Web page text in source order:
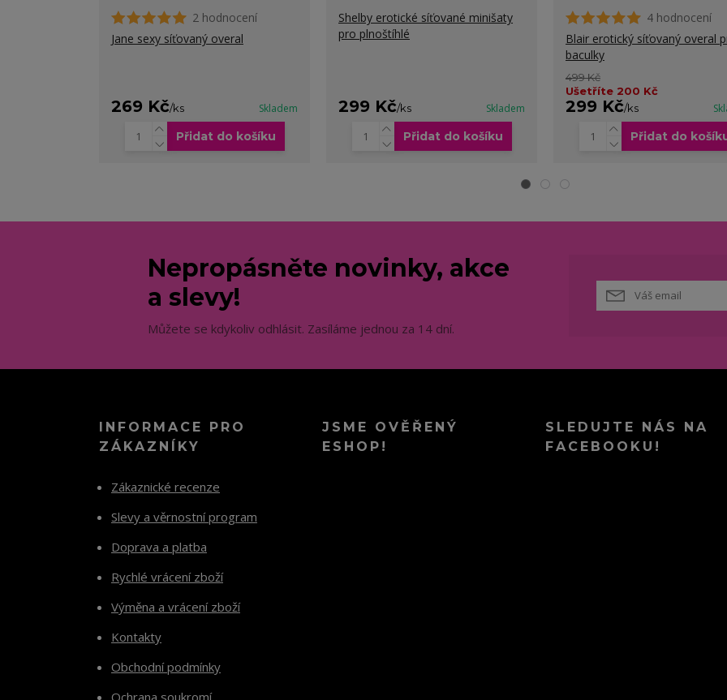
2 hodnocení
Jane sexy síťovaný overal
269 Kč/ks Skladem
Přidat do košíku
Shelby erotické síťované minišaty
pro plnoštíhlé
299 Kč/ks Skladem
Přidat do košíku
4 hodnocení
Blair erotický síťovaný overal
baculky
499 Kč
Ušetříte 200 Kč
299 Kč/ks
Přidat do
Nepropásněte novinky, akce
a slevy!
Můžete se kdykoliv odhlásit. Zasíláme jednou za 14 dní.
INFORMACE PRO
ZÁKAZNÍKY
Zákaznické recenze
Slevy a věrnostní program
Doprava a platba
Rychlé vrácení zboží
Výměna a vrácení zboží
Kontakty
Obchodní podmínky
Ochrana soukromí
JSME OVĚŘENÝ
ESHOP!
SLEDUJTE NÁS NA
FACEBOOKU!